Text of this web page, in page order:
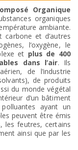
Organique
organiques
ambiante.
et d’autres
l’oxygène, le
et plus de 400
dans l’air. Ils
de l’industrie
de produits
du monde végétal
d’un bâtiment
ayant un
peuvent être émis
les feutres, certains
ainsi que par les